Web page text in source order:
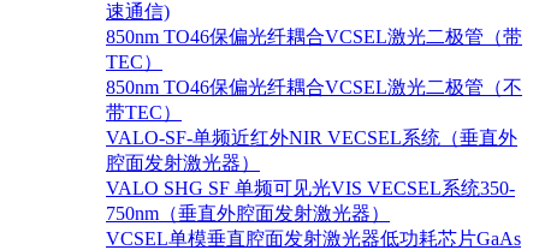
速通信)
850nm TO46保偏光纤耦合VCSEL激光二极管（带
TEC）
850nm TO46保偏光纤耦合VCSEL激光二极管（不
带TEC）
VALO-SF-单频近红外NIR VECSEL系统（垂直外
腔面发射激光器）
VALO SHG SF 单频可见光VIS VECSEL系统350-
750nm（垂直外腔面发射激光器）
VCSEL单模垂直腔面发射激光器低功耗芯片GaAs